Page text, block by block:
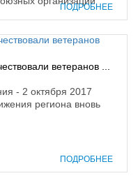
ПОДРОБНЕЕ
ветеранов ...
- 2 октября 2017
региона вновь
ПОДРОБНЕЕ